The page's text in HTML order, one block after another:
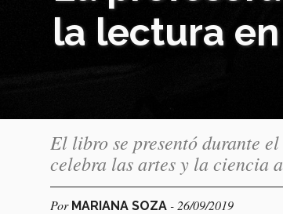
la lectura
El libro se presentó durante
celebra las artes y la ciencia
Por MARIANA SOZA - 26/09/2019